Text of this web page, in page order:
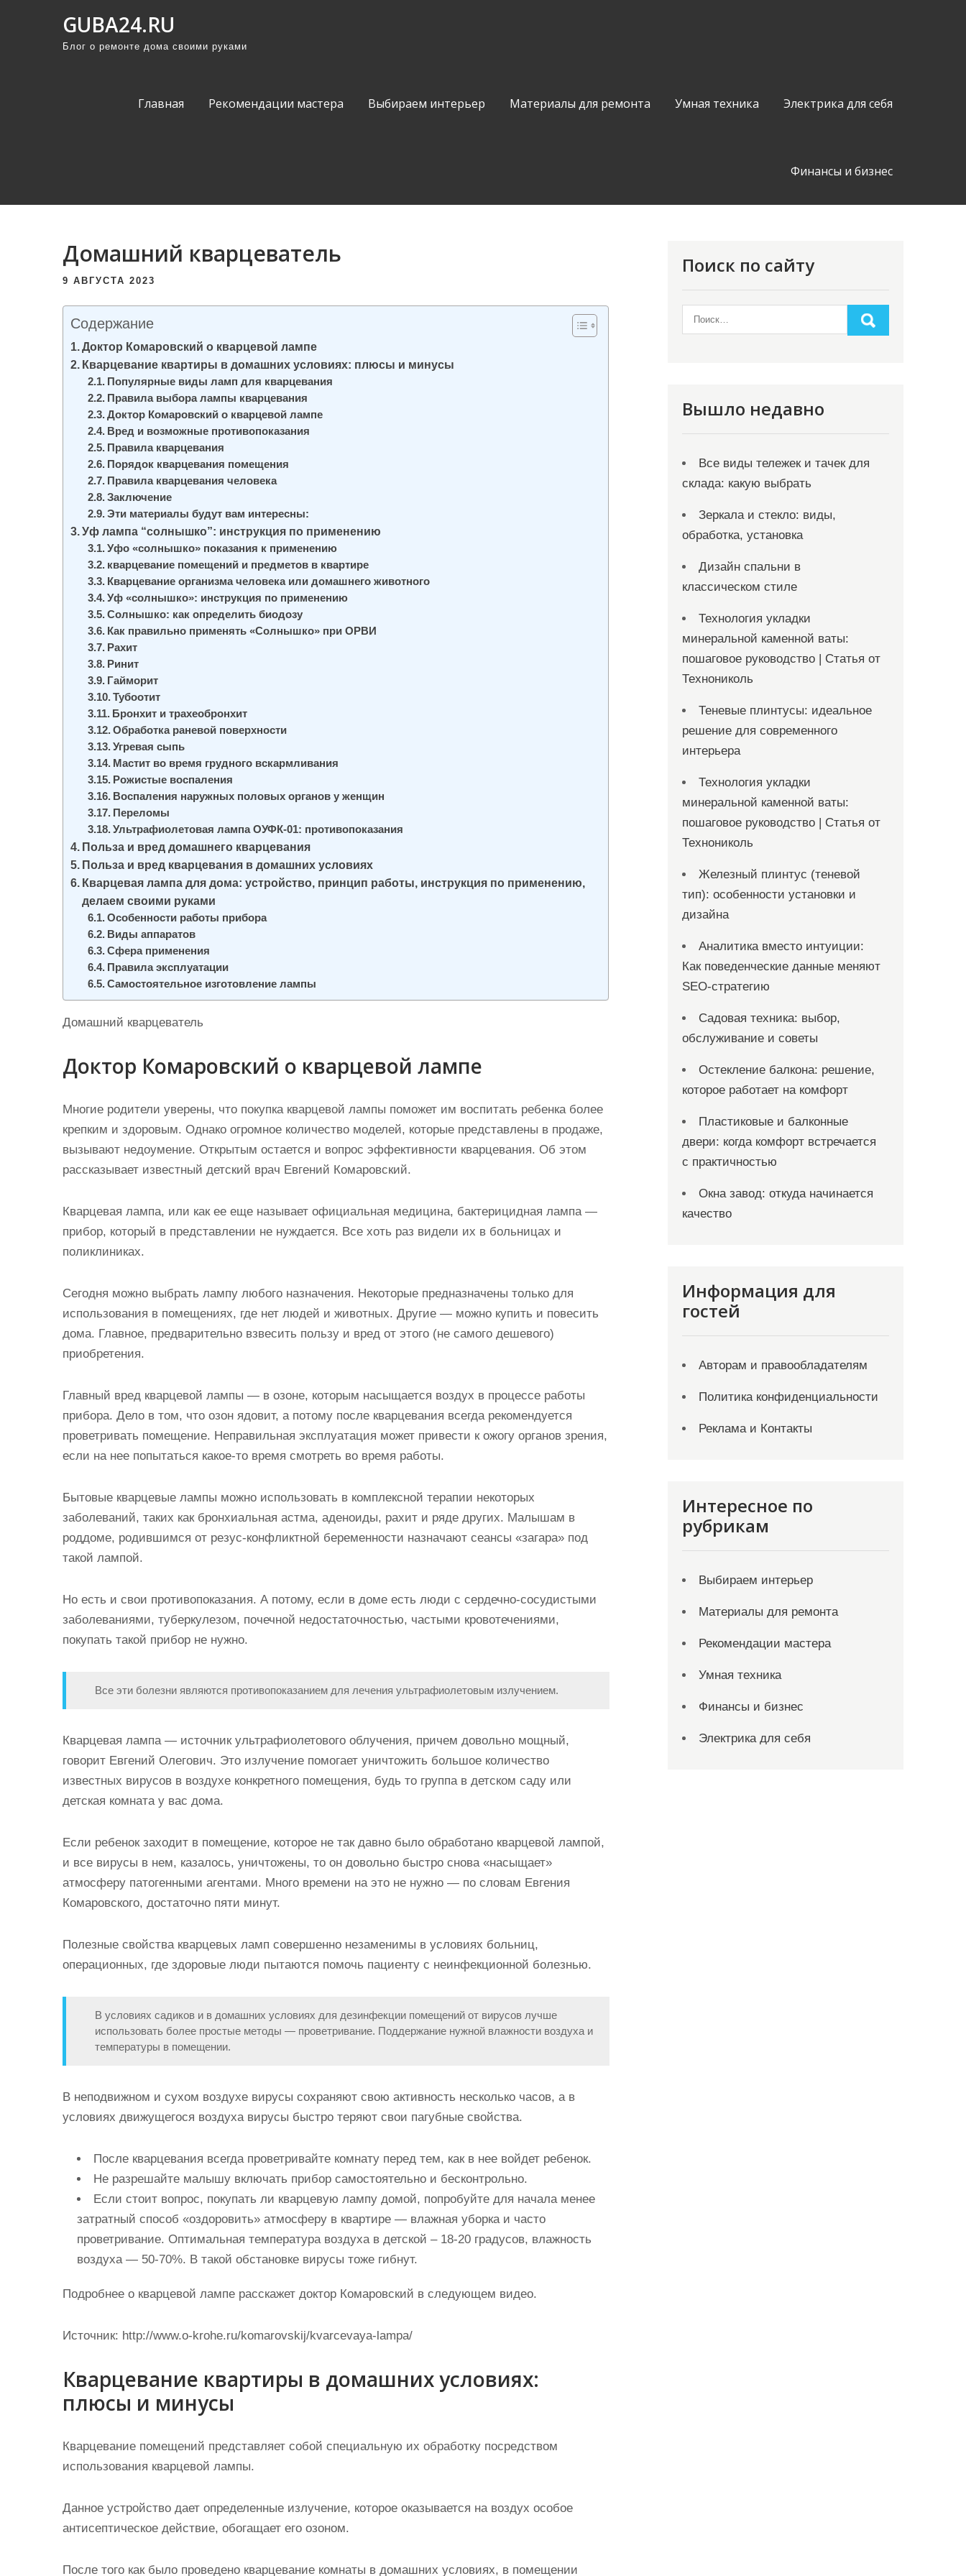
GUBA24.RU
Блог о ремонте дома своими руками
Главная Рекомендации мастера Выбираем интерьер Материалы для ремонта Умная техника Электрика для себя
Финансы и бизнес
Домашний кварцеватель
9 АВГУСТА 2023
Содержание
Доктор Комаровский о кварцевой лампе
Кварцевание квартиры в домашних условиях: плюсы и минусы
Популярные виды ламп для кварцевания
Правила выбора лампы кварцевания
Доктор Комаровский о кварцевой лампе
Вред и возможные противопоказания
Правила кварцевания
Порядок кварцевания помещения
Правила кварцевания человека
Заключение
Эти материалы будут вам интересны:
Уф лампа “солнышко”: инструкция по применению
Уфо «солнышко» показания к применению
кварцевание помещений и предметов в квартире
Кварцевание организма человека или домашнего животного
Уф «солнышко»: инструкция по применению
Солнышко: как определить биодозу
Как правильно применять «Солнышко» при ОРВИ
Рахит
Ринит
Гайморит
Тубоотит
Бронхит и трахеобронхит
Обработка раневой поверхности
Угревая сыпь
Мастит во время грудного вскармливания
Рожистые воспаления
Воспаления наружных половых органов у женщин
Переломы
Ультрафиолетовая лампа ОУФК-01: противопоказания
Польза и вред домашнего кварцевания
Польза и вред кварцевания в домашних условиях
Кварцевая лампа для дома: устройство, принцип работы, инструкция по применению,
делаем своими руками
Особенности работы прибора
Виды аппаратов
Сфера применения
Правила эксплуатации
Самостоятельное изготовление лампы
Домашний кварцеватель
Доктор Комаровский о кварцевой лампе
Многие родители уверены, что покупка кварцевой лампы поможет им воспитать ребенка более
крепким и здоровым. Однако огромное количество моделей, которые представлены в продаже,
вызывают недоумение. Открытым остается и вопрос эффективности кварцевания. Об этом
рассказывает известный детский врач Евгений Комаровский.
Кварцевая лампа, или как ее еще называет официальная медицина, бактерицидная лампа —
прибор, который в представлении не нуждается. Все хоть раз видели их в больницах и
поликлиниках.
Сегодня можно выбрать лампу любого назначения. Некоторые предназначены только для
использования в помещениях, где нет людей и животных. Другие — можно купить и повесить
дома. Главное, предварительно взвесить пользу и вред от этого (не самого дешевого)
приобретения.
Главный вред кварцевой лампы — в озоне, которым насыщается воздух в процессе работы
прибора. Дело в том, что озон ядовит, а потому после кварцевания всегда рекомендуется
проветривать помещение. Неправильная эксплуатация может привести к ожогу органов зрения,
если на нее попытаться какое-то время смотреть во время работы.
Бытовые кварцевые лампы можно использовать в комплексной терапии некоторых
заболеваний, таких как бронхиальная астма, аденоиды, рахит и ряде других. Малышам в
роддоме, родившимся от резус-конфликтной беременности назначают сеансы «загара» под
такой лампой.
Но есть и свои противопоказания. А потому, если в доме есть люди с сердечно-сосудистыми
заболеваниями, туберкулезом, почечной недостаточностью, частыми кровотечениями,
покупать такой прибор не нужно.
Все эти болезни являются противопоказанием для лечения ультрафиолетовым излучением.
Кварцевая лампа — источник ультрафиолетового облучения, причем довольно мощный,
говорит Евгений Олегович. Это излучение помогает уничтожить большое количество
известных вирусов в воздухе конкретного помещения, будь то группа в детском саду или
детская комната у вас дома.
Если ребенок заходит в помещение, которое не так давно было обработано кварцевой лампой,
и все вирусы в нем, казалось, уничтожены, то он довольно быстро снова «насыщает»
атмосферу патогенными агентами. Много времени на это не нужно — по словам Евгения
Комаровского, достаточно пяти минут.
Полезные свойства кварцевых ламп совершенно незаменимы в условиях больниц,
операционных, где здоровые люди пытаются помочь пациенту с неинфекционной болезнью.
В условиях садиков и в домашних условиях для дезинфекции помещений от вирусов лучше
использовать более простые методы — проветривание. Поддержание нужной влажности воздуха и
температуры в помещении.
В неподвижном и сухом воздухе вирусы сохраняют свою активность несколько часов, а в
условиях движущегося воздуха вирусы быстро теряют свои пагубные свойства.
После кварцевания всегда проветривайте комнату перед тем, как в нее войдет ребенок.
Не разрешайте малышу включать прибор самостоятельно и бесконтрольно.
Если стоит вопрос, покупать ли кварцевую лампу домой, попробуйте для начала менее
затратный способ «оздоровить» атмосферу в квартире — влажная уборка и часто
проветривание. Оптимальная температура воздуха в детской – 18-20 градусов, влажность
воздуха — 50-70%. В такой обстановке вирусы тоже гибнут.
Подробнее о кварцевой лампе расскажет доктор Комаровский в следующем видео.
Источник: http://www.o-krohe.ru/komarovskij/kvarcevaya-lampa/
Кварцевание квартиры в домашних условиях:
плюсы и минусы
Кварцевание помещений представляет собой специальную их обработку посредством
использования кварцевой лампы.
Данное устройство дает определенные излучение, которое оказывается на воздух особое
антисептическое действие, обогащает его озоном.
После того как было проведено кварцевание комнаты в домашних условиях, в помещении
Поиск по сайту
Вышло недавно
Все виды тележек и тачек для
склада: какую выбрать
Зеркала и стекло: виды,
обработка, установка
Дизайн спальни в
классическом стиле
Технология укладки
минеральной каменной ваты:
пошаговое руководство | Статья от
Технониколь
Теневые плинтусы: идеальное
решение для современного
интерьера
Технология укладки
минеральной каменной ваты:
пошаговое руководство | Статья от
Технониколь
Железный плинтус (теневой
тип): особенности установки и
дизайна
Аналитика вместо интуиции:
Как поведенческие данные меняют
SEO-стратегию
Садовая техника: выбор,
обслуживание и советы
Остекление балкона: решение,
которое работает на комфорт
Пластиковые и балконные
двери: когда комфорт встречается
с практичностью
Окна завод: откуда начинается
качество
Информация для
гостей
Авторам и правообладателям
Политика конфиденциальности
Реклама и Контакты
Интересное по
рубрикам
Выбираем интерьер
Материалы для ремонта
Рекомендации мастера
Умная техника
Финансы и бизнес
Электрика для себя